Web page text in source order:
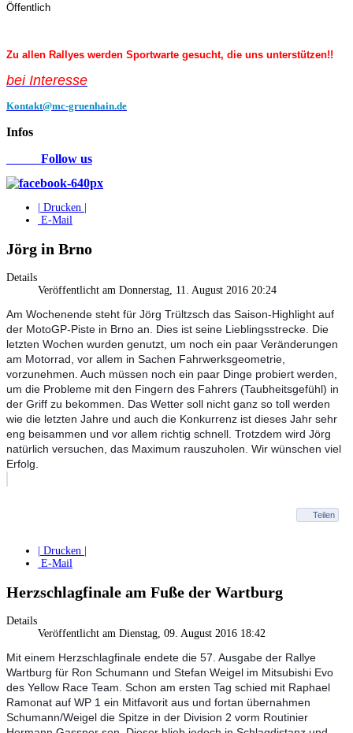
Öffentlich
Zu allen Rallyes werden Sportwarte gesucht, die uns unterstützen!!
bei Interesse
Kontakt@mc-gruenhain.de
Infos
Follow us
| Drucken |
E-Mail
Jörg in Brno
Details
Veröffentlicht am Donnerstag, 11. August 2016 20:24
Am Wochenende steht für Jörg Trültzsch das Saison-Highlight auf
der MotoGP-Piste in Brno an. Dies ist seine Lieblingsstrecke. Die
letzten Wochen wurden genutzt, um noch ein paar Veränderungen
am Motorrad, vor allem in Sachen Fahrwerksgeometrie,
vorzunehmen. Auch müssen noch ein paar Dinge probiert werden,
um die Probleme mit den Fingern des Fahrers (Taubheitsgefühl) in
der Griff zu bekommen. Das Wetter soll nicht ganz so toll werden
wie die letzten Jahre und auch die Konkurrenz ist dieses Jahr sehr
eng beisammen und vor allem richtig schnell. Trotzdem wird Jörg
natürlich versuchen, das Maximum rauszuholen. Wir wünschen viel
Erfolg.
Teilen
| Drucken |
E-Mail
Herzschlagfinale am Fuße der Wartburg
Details
Veröffentlicht am Dienstag, 09. August 2016 18:42
Mit einem Herzschlagfinale endete die 57. Ausgabe der Rallye
Wartburg für Ron Schumann und Stefan Weigel im Mitsubishi Evo
des Yellow Race Team. Schon am ersten Tag schied mit Raphael
Ramonat auf WP 1 ein Mitfavorit aus und fortan übernahmen
Schumann/Weigel die Spitze in der Division 2 vorm Routinier